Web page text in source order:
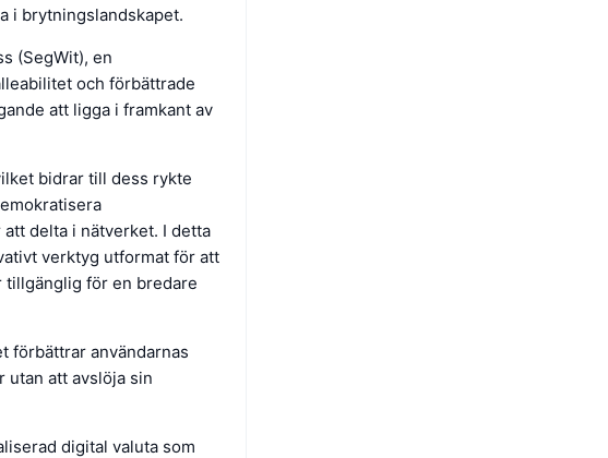
i brytningslandskapet.
(SegWit), en
och förbättrade
att ligga i framkant av
bidrar till dess rykte
delta i nätverket. I detta
verktyg utformat för att
för en bredare
förbättrar användarnas
utan att avslöja sin
digital valuta som